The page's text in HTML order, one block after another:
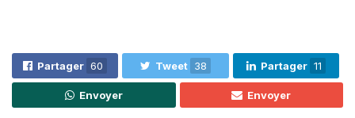
Partager 60 Tweet 38 Partager 11
Envoyer Envoyer